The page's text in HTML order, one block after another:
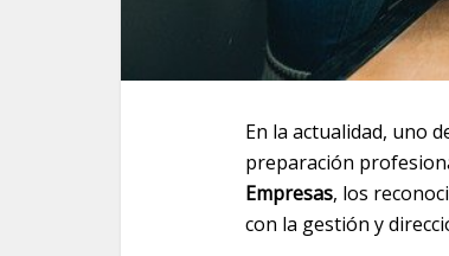
En la actualidad, uno
preparación
Empresas, los
con la gestión y